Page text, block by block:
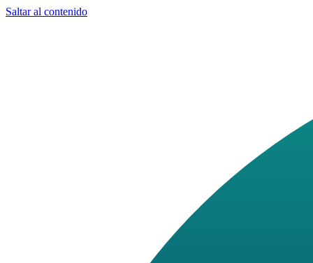
Saltar al contenido